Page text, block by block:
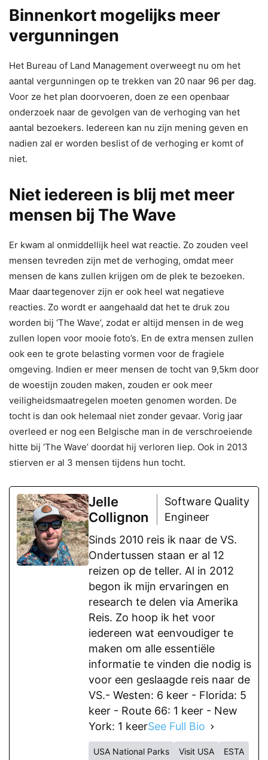
Binnenkort mogelijks meer
vergunningen
Het Bureau of Land Management overweegt nu om het
aantal vergunningen op te trekken van 20 naar 96 per dag.
Voor ze het plan doorvoeren, doen ze een openbaar
onderzoek naar de gevolgen van de verhoging van het
aantal bezoekers. Iedereen kan nu zijn mening geven en
nadien zal er worden beslist of de verhoging er komt of
niet.
Niet iedereen is blij met meer
mensen bij The Wave
Er kwam al onmiddellijk heel wat reactie. Zo zouden veel
mensen tevreden zijn met de verhoging, omdat meer
mensen de kans zullen krijgen om de plek te bezoeken.
Maar daartegenover zijn er ook heel wat negatieve
reacties. Zo wordt er aangehaald dat het te druk zou
worden bij ‘The Wave’, zodat er altijd mensen in de weg
zullen lopen voor mooie foto’s. En de extra mensen zullen
ook een te grote belasting vormen voor de fragiele
omgeving. Indien er meer mensen de tocht van 9,5km door
de woestijn zouden maken, zouden er ook meer
veiligheidsmaatregelen moeten genomen worden. De
tocht is dan ook helemaal niet zonder gevaar. Vorig jaar
overleed er nog een Belgische man in de verschroeiende
hitte bij ‘The Wave’ doordat hij verloren liep. Ook in 2013
stierven er al 3 mensen tijdens hun tocht.
Jelle
Collignon
Software Quality
Engineer
Sinds 2010 reis ik naar de VS.
Ondertussen staan er al 12
reizen op de teller. Al in 2012
begon ik mijn ervaringen en
research te delen via Amerika
Reis. Zo hoop ik het voor
iedereen wat eenvoudiger te
maken om alle essentiële
informatie te vinden die nodig is
voor een geslaagde reis naar de
VS.- Westen: 6 keer - Florida: 5
keer - Route 66: 1 keer - New
York: 1 keerSee Full Bio
USA National Parks Visit USA ESTA